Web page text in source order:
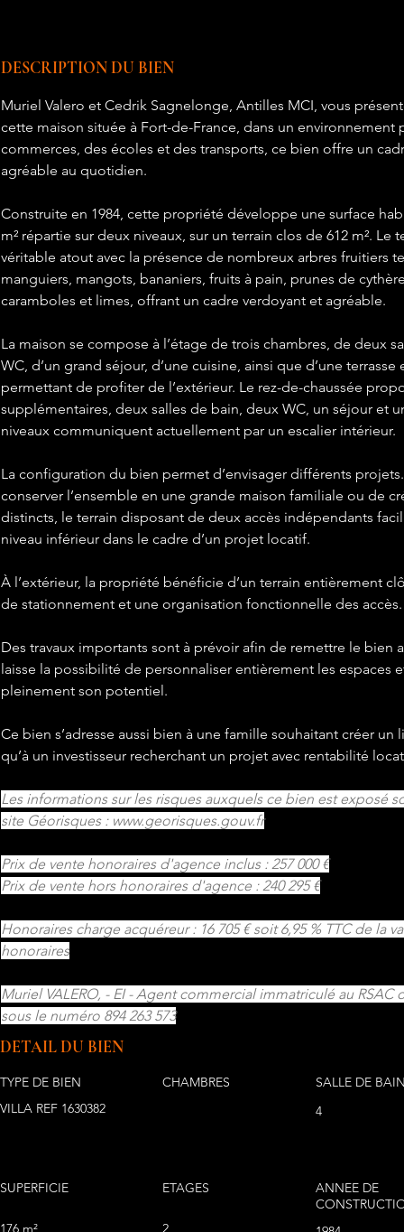
DESCRIPTION DU BIEN
Muriel Valero et Cedrik Sagnelonge, Antilles MCI, vous
cette maison située à Fort-de-France, dans un environnement
commerces, des écoles et des transports, ce bien offre un
agréable au quotidien.
Construite en 1984, cette propriété développe une surface
m² répartie sur deux niveaux, sur un terrain clos de 612 m². Le
véritable atout avec la présence de nombreux arbres fruitiers
manguiers, mangots, bananiers, fruits à pain, prunes de
caramboles et limes, offrant un cadre verdoyant et agréable.
La maison se compose à l’étage de trois chambres, de deux
WC, d’un grand séjour, d’une cuisine, ainsi que d’une
permettant de profiter de l’extérieur. Le rez-de-chaussée
supplémentaires, deux salles de bain, deux WC, un séjour et
niveaux communiquent actuellement par un escalier intérieur.
La configuration du bien permet d’envisager différents
conserver l’ensemble en une grande maison familiale ou de
distincts, le terrain disposant de deux accès indépendants
niveau inférieur dans le cadre d’un projet locatif.
À l’extérieur, la propriété bénéficie d’un terrain entièrement
de stationnement et une organisation fonctionnelle des accès.
Des travaux importants sont à prévoir afin de remettre le bien
laisse la possibilité de personnaliser entièrement les espaces
pleinement son potentiel.
Ce bien s’adresse aussi bien à une famille souhaitant créer
qu’à un investisseur recherchant un projet avec rentabilité
Les informations sur les risques auxquels ce bien est exposé
site Géorisques : www.georisques.gouv.fr
Prix de vente honoraires d'agence inclus : 257 000 €
Prix de vente hors honoraires d'agence : 240 295 €
Honoraires charge acquéreur : 16 705 € soit 6,95 % TTC de la
honoraires
Muriel VALERO, - EI - Agent commercial immatriculé au RSAC
sous le numéro 894 263 573
DETAIL DU BIEN
TYPE DE BIEN
VILLA REF 1630382
CHAMBRES
SALLE DE
4
SUPERFICIE ETAGES
ANNEE DE
176 m²
2